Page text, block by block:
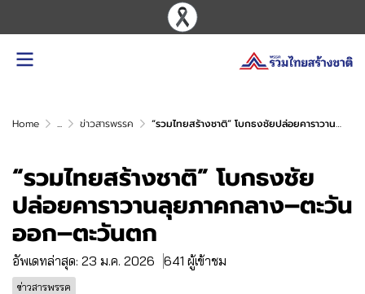
Home ... ข่าวสารพรรค “รวมไทยสร้างชาติ” โบกธงชัยปล่อยคาราวานลุยภาคกลาง–ตะวันออก–ตะวันตก
“รวมไทยสร้างชาติ” โบกธงชัย
ปล่อยคาราวานลุยภาคกลาง–ตะวัน
ออก–ตะวันตก
อัพเดทล่าสุด: 23 ม.ค. 2026 641 ผู้เข้าชม
ข่าวสารพรรค